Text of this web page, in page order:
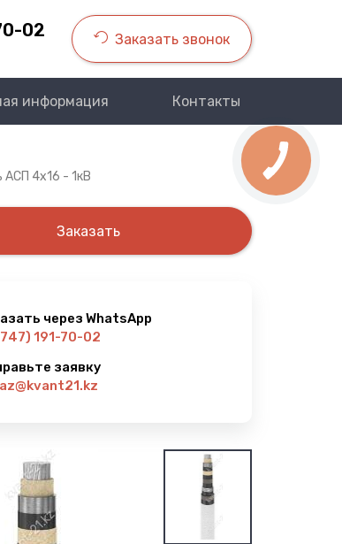
02 Заказать звонок
информация Контакты
АСП 4х16 - 1кВ
Заказать
через WhatsApp
191-70-02
заявку